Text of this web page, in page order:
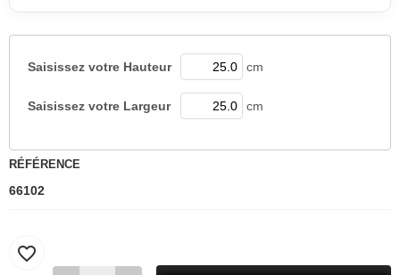
Saisissez votre Hauteur cm
Saisissez votre Largeur cm
RÉFÉRENCE
66102
favorite_border